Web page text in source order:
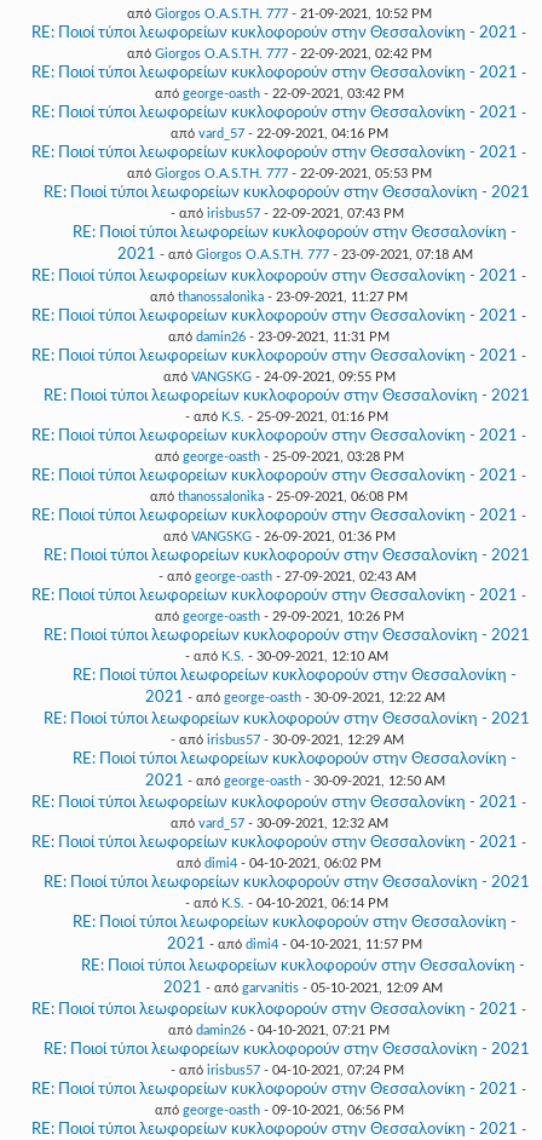
από Giorgos O.A.S.TH. 777- 21-09-2021, 10:52 PM
RE: Ποιοί τύποι λεωφορείων κυκλοφορούν στην Θεσσαλονίκη - 2021 -
από Giorgos O.A.S.TH. 777- 22-09-2021, 02:42 PM
RE: Ποιοί τύποι λεωφορείων κυκλοφορούν στην Θεσσαλονίκη - 2021 -
από george-oasth- 22-09-2021, 03:42 PM
RE: Ποιοί τύποι λεωφορείων κυκλοφορούν στην Θεσσαλονίκη - 2021 -
από vard_57- 22-09-2021, 04:16 PM
RE: Ποιοί τύποι λεωφορείων κυκλοφορούν στην Θεσσαλονίκη - 2021 -
από Giorgos O.A.S.TH. 777- 22-09-2021, 05:53 PM
RE: Ποιοί τύποι λεωφορείων κυκλοφορούν στην Θεσσαλονίκη - 2021
- από irisbus57- 22-09-2021, 07:43 PM
RE: Ποιοί τύποι λεωφορείων κυκλοφορούν στην Θεσσαλονίκη -
2021 - από Giorgos O.A.S.TH. 777- 23-09-2021, 07:18 AM
RE: Ποιοί τύποι λεωφορείων κυκλοφορούν στην Θεσσαλονίκη - 2021 -
από thanossalonika - 23-09-2021, 11:27 PM
RE: Ποιοί τύποι λεωφορείων κυκλοφορούν στην Θεσσαλονίκη - 2021 -
από damin26 - 23-09-2021, 11:31 PM
RE: Ποιοί τύποι λεωφορείων κυκλοφορούν στην Θεσσαλονίκη - 2021 -
από VANGSKG- 24-09-2021, 09:55 PM
RE: Ποιοί τύποι λεωφορείων κυκλοφορούν στην Θεσσαλονίκη - 2021
- από K.S. - 25-09-2021, 01:16 PM
RE: Ποιοί τύποι λεωφορείων κυκλοφορούν στην Θεσσαλονίκη - 2021 -
από george-oasth- 25-09-2021, 03:28 PM
RE: Ποιοί τύποι λεωφορείων κυκλοφορούν στην Θεσσαλονίκη - 2021 -
από thanossalonika - 25-09-2021, 06:08 PM
RE: Ποιοί τύποι λεωφορείων κυκλοφορούν στην Θεσσαλονίκη - 2021 -
από VANGSKG- 26-09-2021, 01:36 PM
RE: Ποιοί τύποι λεωφορείων κυκλοφορούν στην Θεσσαλονίκη - 2021
- από george-oasth- 27-09-2021, 02:43 AM
RE: Ποιοί τύποι λεωφορείων κυκλοφορούν στην Θεσσαλονίκη - 2021 -
από george-oasth- 29-09-2021, 10:26 PM
RE: Ποιοί τύποι λεωφορείων κυκλοφορούν στην Θεσσαλονίκη - 2021
- από K.S. - 30-09-2021, 12:10 AM
RE: Ποιοί τύποι λεωφορείων κυκλοφορούν στην Θεσσαλονίκη -
2021 - από george-oasth- 30-09-2021, 12:22 AM
RE: Ποιοί τύποι λεωφορείων κυκλοφορούν στην Θεσσαλονίκη - 2021
- από irisbus57- 30-09-2021, 12:29 AM
RE: Ποιοί τύποι λεωφορείων κυκλοφορούν στην Θεσσαλονίκη -
2021 - από george-oasth- 30-09-2021, 12:50 AM
RE: Ποιοί τύποι λεωφορείων κυκλοφορούν στην Θεσσαλονίκη - 2021 -
από vard_57- 30-09-2021, 12:32 AM
RE: Ποιοί τύποι λεωφορείων κυκλοφορούν στην Θεσσαλονίκη - 2021 -
από dimi4 - 04-10-2021, 06:02 PM
RE: Ποιοί τύποι λεωφορείων κυκλοφορούν στην Θεσσαλονίκη - 2021
- από K.S. - 04-10-2021, 06:14 PM
RE: Ποιοί τύποι λεωφορείων κυκλοφορούν στην Θεσσαλονίκη -
2021 - από dimi4 - 04-10-2021, 11:57 PM
RE: Ποιοί τύποι λεωφορείων κυκλοφορούν στην Θεσσαλονίκη -
2021 - από garvanitis- 05-10-2021, 12:09 AM
RE: Ποιοί τύποι λεωφορείων κυκλοφορούν στην Θεσσαλονίκη - 2021 -
από damin26 - 04-10-2021, 07:21 PM
RE: Ποιοί τύποι λεωφορείων κυκλοφορούν στην Θεσσαλονίκη - 2021
- από irisbus57- 04-10-2021, 07:24 PM
RE: Ποιοί τύποι λεωφορείων κυκλοφορούν στην Θεσσαλονίκη - 2021 -
από george-oasth- 09-10-2021, 06:56 PM
RE: Ποιοί τύποι λεωφορείων κυκλοφορούν στην Θεσσαλονίκη - 2021 -